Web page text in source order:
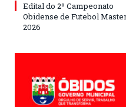
Edital do 2º Campeonato
Obidense de Futebol
2026